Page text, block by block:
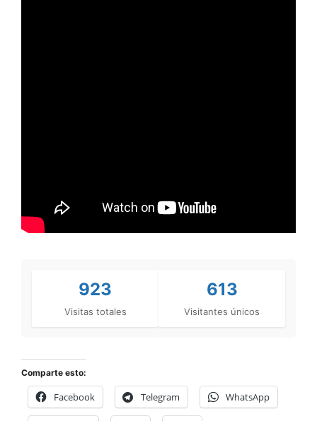
923
Visitas totales
613
Visitantes únicos
Comparte esto:
Facebook Telegram WhatsApp